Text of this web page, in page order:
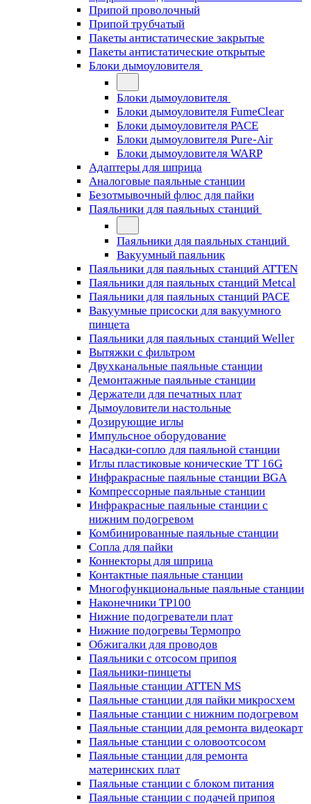
Припой проволочный
Припой трубчатый
Пакеты антистатические закрытые
Пакеты антистатические открытые
Блоки дымоуловителя
Блоки дымоуловителя
Блоки дымоуловителя FumeClear
Блоки дымоуловителя PACE
Блоки дымоуловителя Pure-Air
Блоки дымоуловителя WARP
Адаптеры для шприца
Аналоговые паяльные станции
Безотмывочный флюс для пайки
Паяльники для паяльных станций
Паяльники для паяльных станций
Вакуумный паяльник
Паяльники для паяльных станций ATTEN
Паяльники для паяльных станций Metcal
Паяльники для паяльных станций PACE
Вакуумные присоски для вакуумного
пинцета
Паяльники для паяльных станций Weller
Вытяжки с фильтром
Двухканальные паяльные станции
Демонтажные паяльные станции
Держатели для печатных плат
Дымоуловители настольные
Дозирующие иглы
Импульсное оборудование
Насадки-сопло для паяльной станции
Иглы пластиковые конические TT 16G
Инфракрасные паяльные станции BGA
Компрессорные паяльные станции
Инфракрасные паяльные станции с
нижним подогревом
Комбинированные паяльные станции
Сопла для пайки
Коннекторы для шприца
Контактные паяльные станции
Многофункциональные паяльные станции
Наконечники TP100
Нижние подогреватели плат
Нижние подогревы Термопро
Обжигалки для проводов
Паяльники с отсосом припоя
Паяльники-пинцеты
Паяльные станции ATTEN MS
Паяльные станции для пайки микросхем
Паяльные станции с нижним подогревом
Паяльные станции для ремонта видеокарт
Паяльные станции с оловоотсосом
Паяльные станции для ремонта
материнских плат
Паяльные станции с блоком питания
Паяльные станции с подачей припоя